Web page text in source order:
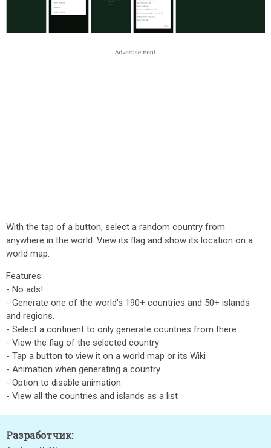
With the tap of a button, select a random country from
anywhere in the world. View its flag and show its location on a
world map.
Features:
- No ads!
- Generate one of the world's 190+ countries and 50+ islands
and regions.
- Select a continent to only generate countries from there
- View the flag of the selected country
- Tap a button to view it on a world map or its Wiki
- Animation when generating a country
- Option to disable animation
- View all the countries and islands as a list
Разработчик: